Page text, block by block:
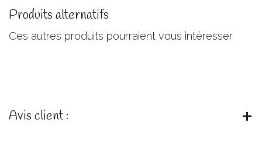
Produits alternatifs
Ces autres produits pourraient vous intéresser
Avis client :